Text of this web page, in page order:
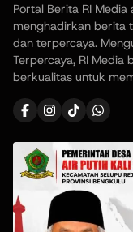
Portal Berita RI
menghadirkan berita
dan terpercaya.
Terpercaya, RI
berkualitas untuk